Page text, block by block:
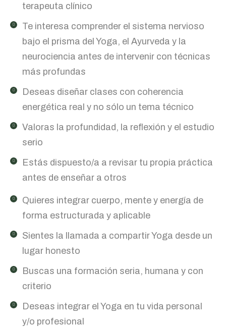
terapeuta clínico
Te interesa comprender el sistema nervioso
bajo el prisma del Yoga, el Ayurveda y la
neurociencia antes de intervenir con técnicas
más profundas
Deseas diseñar clases con coherencia
energética real y no sólo un tema técnico
Valoras la profundidad, la reflexión y el estudio
serio
Estás dispuesto/a a revisar tu propia práctica
antes de enseñar a otros
Quieres integrar cuerpo, mente y energía de
forma estructurada y aplicable
Sientes la llamada a compartir Yoga desde un
lugar honesto
Buscas una formación seria, humana y con
criterio
Deseas integrar el Yoga en tu vida personal
y/o profesional